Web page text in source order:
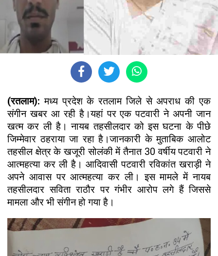
(रतलाम): मध्य प्रदेश के रतलाम जिले से अपराध की एक
संगीन खबर आ रही है।यहां पर एक पटवारी ने अपनी जान
खत्म कर ली है। नायब तहसीलदार को इस घटना के पीछे
जिम्मेवार ठहराया जा रहा है।जानकारी के मुताबिक आलोट
तहसील क्षेत्र के खजूरी सोलंकी में तैनात 30 वर्षीय पटवारी ने
आत्महत्या कर ली है। आदिवासी पटवारी रविकांत खराड़ी ने
अपने आवास पर आत्महत्या कर ली। इस मामले में नायब
तहसीलदार सविता राठौर पर गंभीर आरोप लगे हैं जिससे
मामला और भी संगीन हो गया है।